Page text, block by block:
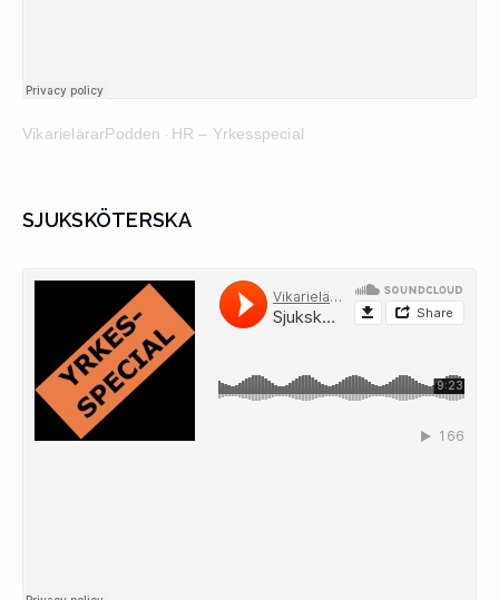
VikarielärarPodden · HR – Yrkesspecial
SJUKSKÖTERSKA